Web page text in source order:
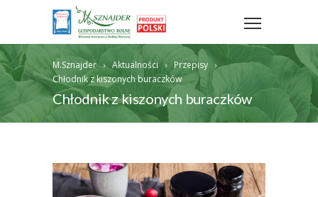
M.Sznajder Aktualności
Przepisy
Chłodnik z kiszonych buraczków
Chłodnik z kiszonych buraczków